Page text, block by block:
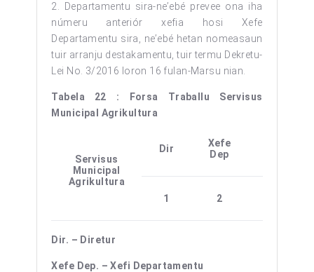
2. Departamentu sira-ne’ebé prevee ona iha
númeru anteriór xefia hosi Xefe
Departamentu sira, ne’ebé hetan nomeasaun
tuir arranju destakamentu, tuir termu Dekretu-
Lei No. 3/2016 loron 16 fulan-Marsu nian.
Tabela 22 : Forsa Traballu Servisus
Municipal Agrikultura
Servisus
Municipal
Agrikultura
Dir
Xefe
Dep
1 2
Dir. – Diretur
Xefe Dep. – Xefi Departamentu